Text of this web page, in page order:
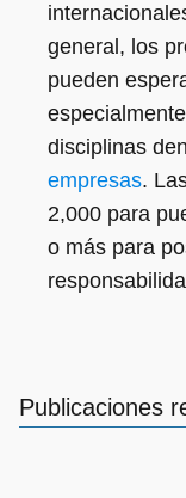
general, los
pueden
disciplinas
empresas.
2,000 para
o más para
Publicaciones